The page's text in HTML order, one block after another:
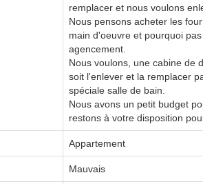
remplacer et nous voulons
Nous pensons acheter les
main d'oeuvre et pourquoi
agencement.
Nous voulons, une cabine de
soit l'enlever et la remplacer
spéciale salle de bain.
Nous avons un petit budget
restons à votre disposition
Appartement
Mauvais